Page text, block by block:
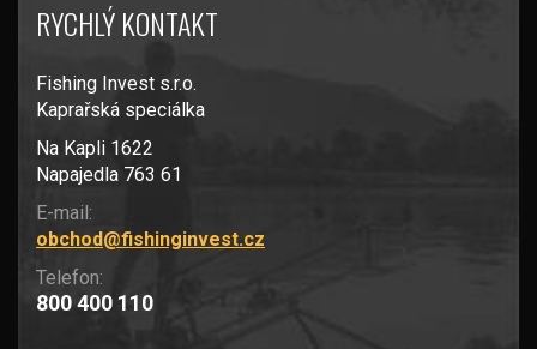
RYCHLÝ KONTAKT
Fishing Invest s.r.o.
Kaprařská speciálka
Na Kapli 1622
Napajedla 763 61
E-mail:
obchod@fishinginvest.cz
Telefon:
800 400 110